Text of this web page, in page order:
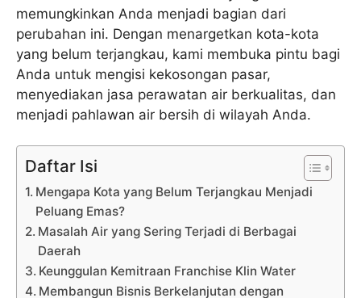
memungkinkan Anda menjadi bagian dari
perubahan ini. Dengan menargetkan kota-kota
yang belum terjangkau, kami membuka pintu bagi
Anda untuk mengisi kekosongan pasar,
menyediakan jasa perawatan air berkualitas, dan
menjadi pahlawan air bersih di wilayah Anda.
Daftar Isi
Mengapa Kota yang Belum Terjangkau Menjadi
Peluang Emas?
Masalah Air yang Sering Terjadi di Berbagai
Daerah
Keunggulan Kemitraan Franchise Klin Water
Membangun Bisnis Berkelanjutan dengan